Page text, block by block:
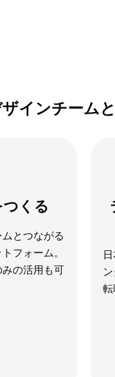
インチーム
くる
とつながる
フォーム。
の活用も可